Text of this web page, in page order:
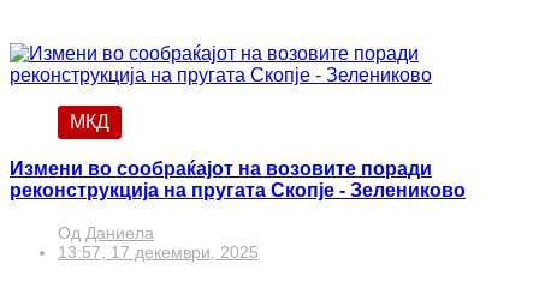
МКД
Измени во сообраќајот на возовите поради
реконструкција на пругата Скопје - Зелениково
Од Даниела
13:57, 17 декември, 2025